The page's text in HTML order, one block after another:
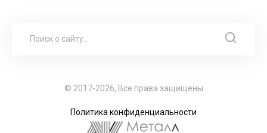
© 2017-2026, Все права защищены
Политика конфиденциальности